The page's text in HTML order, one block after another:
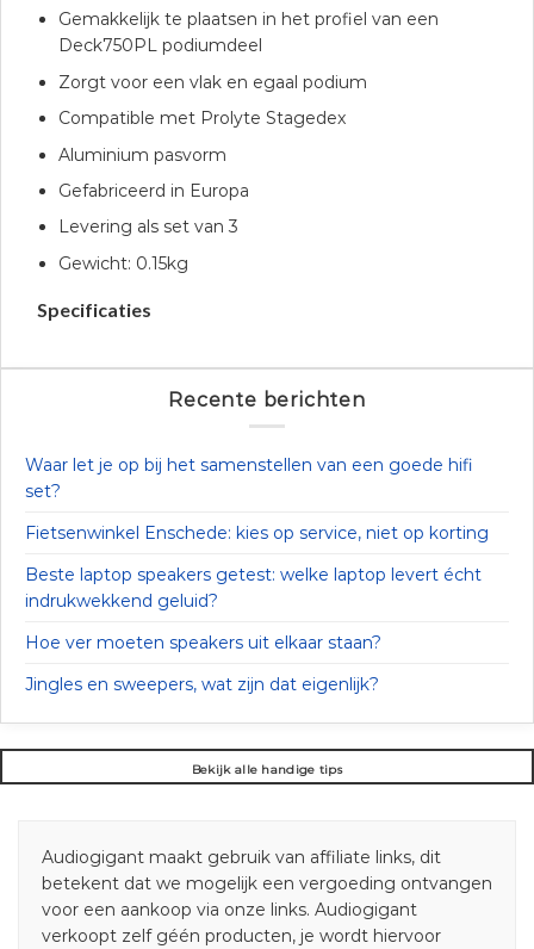
Gemakkelijk te plaatsen in het profiel van een
Deck750PL podiumdeel
Zorgt voor een vlak en egaal podium
Compatible met Prolyte Stagedex
Aluminium pasvorm
Gefabriceerd in Europa
Levering als set van 3
Gewicht: 0.15kg
Specificaties
Recente berichten
Waar let je op bij het samenstellen van een goede hifi
set?
Fietsenwinkel Enschede: kies op service, niet op korting
Beste laptop speakers getest: welke laptop levert écht
indrukwekkend geluid?
Hoe ver moeten speakers uit elkaar staan?
Jingles en sweepers, wat zijn dat eigenlijk?
Bekijk alle handige tips
Audiogigant maakt gebruik van affiliate links, dit
betekent dat we mogelijk een vergoeding ontvangen
voor een aankoop via onze links. Audiogigant
verkoopt zelf géén producten, je wordt hiervoor